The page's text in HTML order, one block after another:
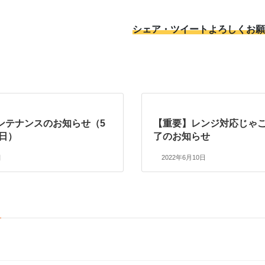
シェア・ツイートよろしくお
テナンスのお知らせ（5
）
【重要】レンジ対応じゃ
了のお知らせ
2022年6月10日